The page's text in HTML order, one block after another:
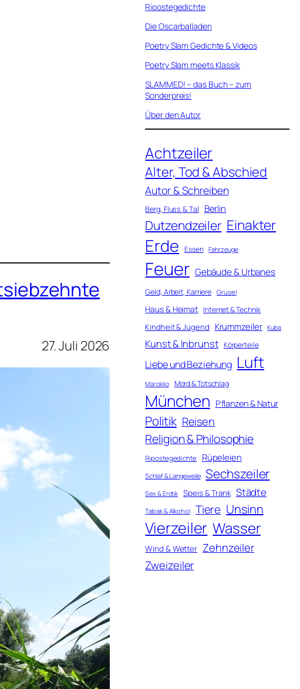
27. Juli 2026
Ripostegedichte
Die Oscarballaden
Poetry Slam Gedichte & Videos
Poetry Slam meets Klassik
SLAMMED! – das Buch – zum
Sonderpreis!
Über den Autor
Achtzeiler
Alter, Tod & Abschied
Autor & Schreiben
Berg, Fluss & Tal Berlin
Dutzendzeiler Einakter
Erde Essen Fahrzeuge
Feuer Gebäude & Urbanes
Geld, Arbeit, Karriere Grusel
Haus & Heimat Internet & Technik
Kindheit & Jugend Krummzeiler Kuba
Kunst & Inbrunst Körperteile
Liebe und Beziehung Luft
Marokko Mord & Totschlag
München Pflanzen & Natur
Politik Reisen
Religion & Philosophie
Ripostegedichte Rüpeleien
Schlaf & Langeweile Sechszeiler
Sex & Erotik Speis & Trank Städte
Tabak & Alkohol Tiere Unsinn
Vierzeiler Wasser
Wind & Wetter Zehnzeiler
Zweizeiler